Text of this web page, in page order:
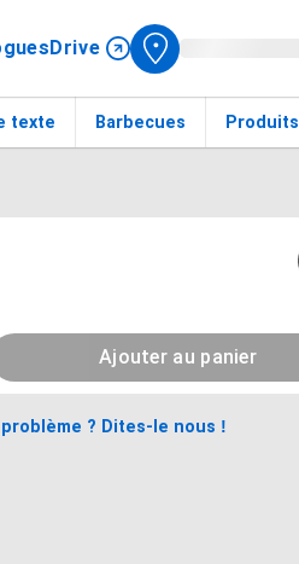
Drive
texte Barbecues
plus et moins ou saisissez
Ajouter au panier
problème ? Dites-le nous !